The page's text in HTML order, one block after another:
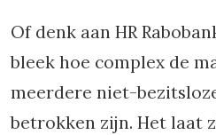
Of denk aan HR
bleek hoe complex de
meerdere niet-
betrokken zijn. Het laat